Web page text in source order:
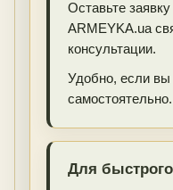
Оставьте
ARMEYKA.ua
консультации.
Удобно, если вы
самостоятельно.
Для